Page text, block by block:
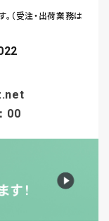
00
（受注・出荷業務は